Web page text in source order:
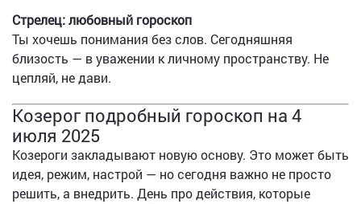
Стрелец: любовный гороскоп
Ты хочешь понимания без слов. Сегодняшняя
близость — в уважении к личному пространству. Не
цепляй, не дави.
Козерог подробный гороскоп на 4
июля 2025
Козероги закладывают новую основу. Это может быть
идея, режим, настрой — но сегодня важно не просто
решить, а внедрить. День про действия, которые